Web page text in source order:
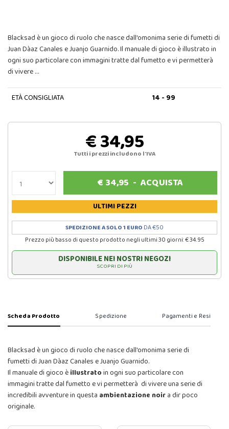
Blacksad è un gioco di ruolo che nasce dall'omonima serie di fumetti di
Juan Dà­az Canales e Juanjo Guarnido. Il manuale di gioco è illustrato in
ogni suo particolare con immagini tratte dal fumetto e vi permetterà
di vivere …
ETÀ CONSIGLIATA 14 - 99
€ 34,95
Tutti i prezzi includono l'IVA
€ 34,95 -ACQUISTA
ULTIMI PEZZI
SPEDIZIONE A SOLO 1 EURO DA €50
Prezzo più basso di questo prodotto negli ultimi 30 giorni: € 34.95
DISPONIBILE NEI NOSTRI NEGOZI
SCOPRI DI PIÙ
Scheda Prodotto Spedizione Pagamenti e Resi
Blacksad è un gioco di ruolo che nasce dall'omonima serie di
fumetti di Juan Dà­az Canales e Juanjo Guarnido.
Il manuale di gioco èillustratoin ogni suo particolare con
immagini tratte dal fumetto e vi permetterà di vivere una serie di
incredibili avventure in questa ambientazione noira dir poco
originale.